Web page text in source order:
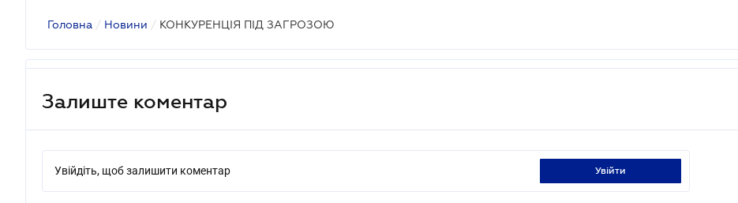
Головна / Новини / КОНКУРЕНЦІЯ ПІД ЗАГРОЗОЮ
Залиште коментар
Увійдіть, щоб залишити коментар увійти